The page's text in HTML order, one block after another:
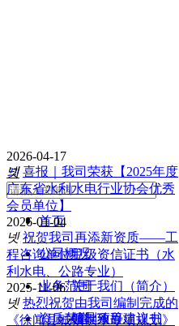
끠
首页
公司概况
关于我们（简介）
领导致辞
业务范围
编制项目建议书
资质荣誉
2026-04-17
넷 喜报｜我司荣获【2025年度
广东省水利水电行业协会优秀
会员单位】
2026-01-04
넷 祝贺我司再添新资质——工
程咨询单位甲级资信证书（水
利水电、公路专业）
2025-11-06
넷 热烈祝贺由我司编制完成的
《徐闻县城镇供水专项规划》